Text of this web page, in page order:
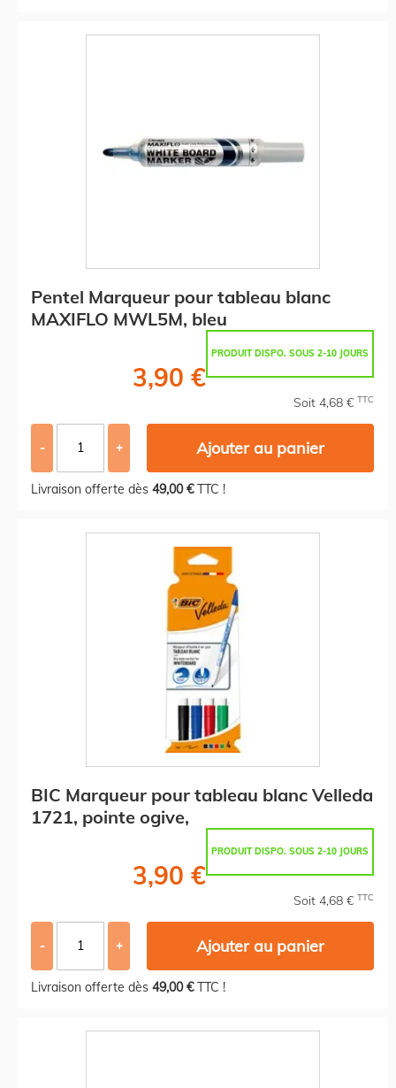
Pentel Marqueur pour tableau blanc
MAXIFLO MWL5M, bleu
PRODUIT DISPO. SOUS 2-10 JOURS
3,90 €
Soit 4,68 € TTC
- + Ajouter au panier
Livraison offerte dès 49,00 €TTC !
BIC Marqueur pour tableau blanc Velleda
1721, pointe ogive,
PRODUIT DISPO. SOUS 2-10 JOURS
3,90 €
Soit 4,68 € TTC
- + Ajouter au panier
Livraison offerte dès 49,00 €TTC !